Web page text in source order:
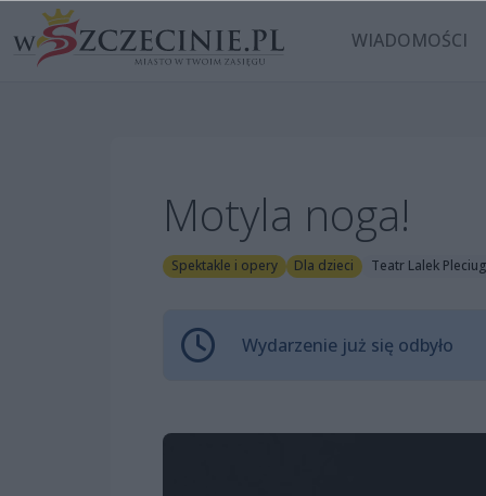
WIADOMOŚCI
Motyla noga!
Spektakle i opery Dla dzieci Teatr Lalek
Wydarzenie już się odbyło